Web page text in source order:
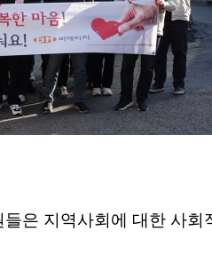
은 지역사회에 대한 사회